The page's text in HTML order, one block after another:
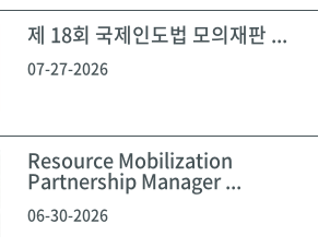
제 18회 국제인도법 모의재판 ...
07-27-2026
Resource Mobilization
Partnership Manager ...
06-30-2026